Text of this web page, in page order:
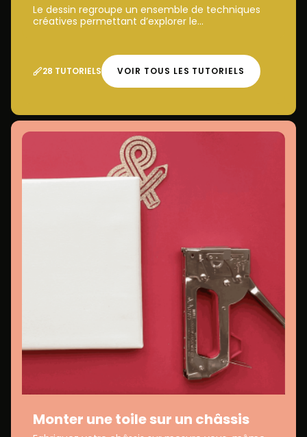
Le dessin regroupe un ensemble de techniques
créatives permettant d’explorer le...
28 TUTORIELS VOIR TOUS LES TUTORIELS
Monter une toile sur un châssis